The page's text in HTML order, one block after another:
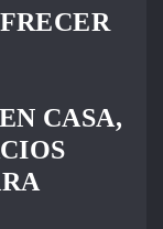
CASA,